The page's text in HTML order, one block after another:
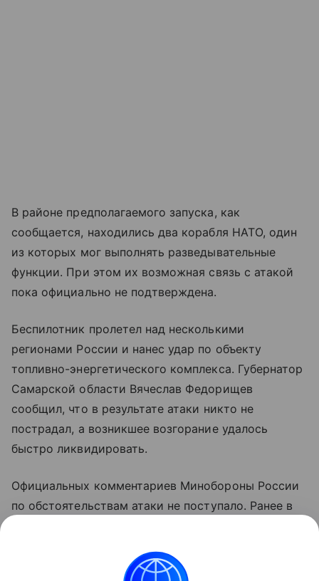
В районе предполагаемого запуска, как
сообщается, находились два корабля НАТО, один
из которых мог выполнять разведывательные
функции. При этом их возможная связь с атакой
пока официально не подтверждена.
Беспилотник пролетел над несколькими
регионами России и нанес удар по объекту
топливно-энергетического комплекса. Губернатор
Самарской области Вячеслав Федорищев
сообщил, что в результате атаки никто не
пострадал, а возникшее возгорание удалось
быстро ликвидировать.
Официальных комментариев Минобороны России
по обстоятельствам атаки не поступало. Ранее в